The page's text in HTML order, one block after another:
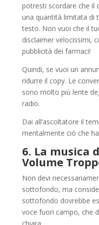
potresti scordare che il
una quantità limitata di
testo. Non vuoi che il
disclaimer velocissimi,
pubblicità dei farmaci!
Quindi, se vuoi un
ridurre il copy. Le
sono molto più lente
radio.
Dai all’ascoltatore il
mentalmente ciò che
6. La musica
Volume
Non devi
sottofondo, ma
sottofondo dovrebbe
voce fuori campo, che